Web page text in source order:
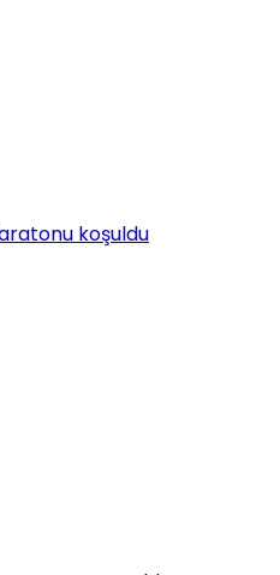
koşuldu